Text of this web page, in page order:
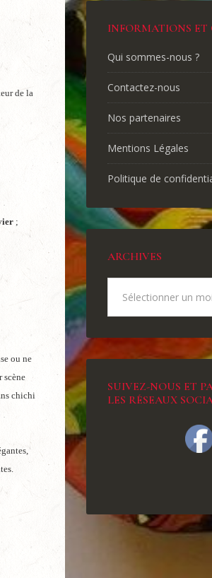
de la
;
ou ne
scène
chichi
INFORMATIONS ET
Qui sommes-nous ?
Contactez-nous
Nos partenaires
Mentions Légales
Politique de
ARCHIVES
SUIVEZ-NOUS ET
LES RÉSEAUX